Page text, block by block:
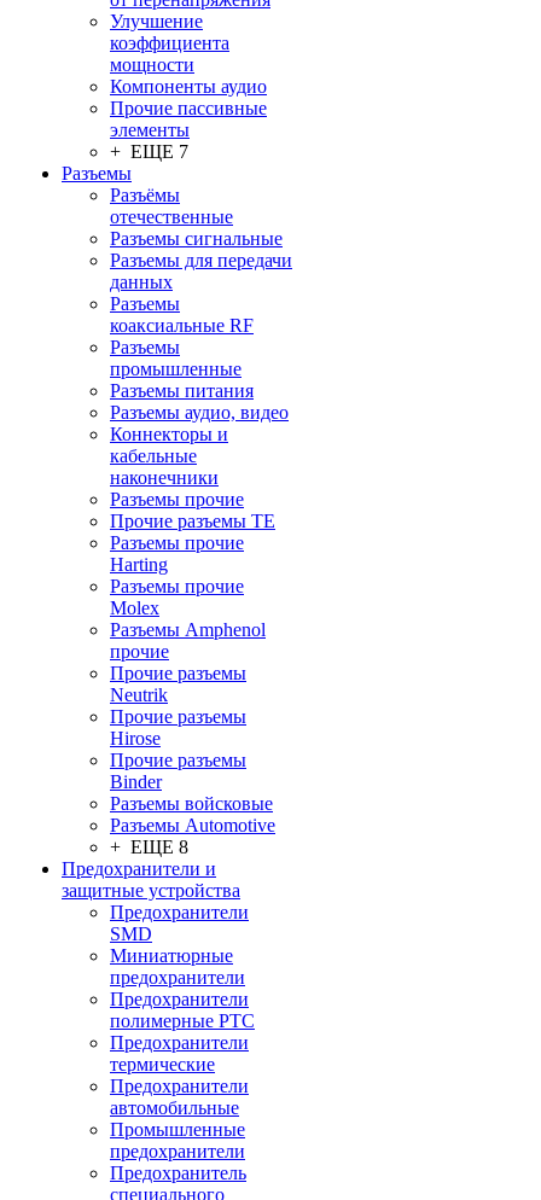
Улучшение
коэффициента
мощности
Компоненты аудио
Прочие пассивные
элементы
+ ЕЩЕ 7
Разъeмы
Разъёмы
отечественные
Разъeмы сигнальные
Разъeмы для передачи
данных
Разъeмы
коаксиальные RF
Разъeмы
промышленные
Разъeмы питания
Разъeмы аудио, видео
Коннекторы и
кабельные
наконечники
Разъeмы прочие
Прочие разъемы TE
Разъемы прочие
Harting
Разъемы прочие
Molex
Разъемы Amphenol
прочие
Прочие разъемы
Neutrik
Прочие разъемы
Hirose
Прочие разъемы
Binder
Разъемы войсковые
Разъeмы Automotive
+ ЕЩЕ 8
Предохранители и
защитные устройства
Предохранители
SMD
Миниатюрные
предохранители
Предохранители
полимерные PTC
Предохранители
термические
Предохранители
автомобильные
Промышленные
предохранители
Предохранитель
специального